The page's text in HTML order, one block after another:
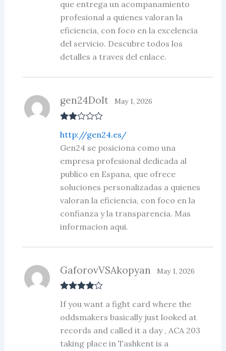
que entrega un acompanamiento
profesional a quienes valoran la
eficiencia, con foco en la excelencia
del servicio. Descubre todos los
detalles a traves del enlace.
d2
out
of 5
gen24DoIt May 1, 2026
http://gen24.es/
Gen24 se posiciona como una
empresa profesional dedicada al
publico en Espana, que ofrece
soluciones personalizadas a quienes
valoran la eficiencia, con foco en la
confianza y la transparencia. Mas
informacion aqui.
out of 5
GaforovVSAkopyan May 1, 2026
If you want a fight card where the
oddsmakers basically just looked at
records and called it a day , ACA 203
taking place in Tashkent is a